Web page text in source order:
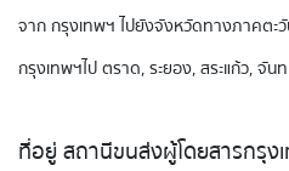
จาก กรุงเทพฯ ไปยังจังหวัดทางภาคตะ
กรุงเทพฯไป ตราด, ระยอง, สระแก้ว, จัน
ที่อยู่ สถานีขนส่งผู้โดยสารกรุง